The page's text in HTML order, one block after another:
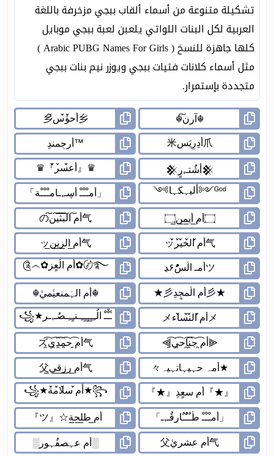
تشكيلة متنوعة من أسماء ألقاب ببجي مزخرفة باللغة
العربية لكل البنات اللواتي يلعبن لعبة ببجي موبايل
كلها جاهزة للنسخ ( Arabic PUBG Names For Girls )
مثل أسماء كلانات فتيات ببجي ويوزر نيم بنات ببجي
متجددة بإستمرار.